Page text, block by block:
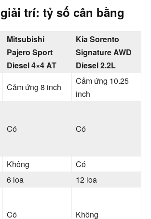
trí: tỷ số cân bằng
Mitsubishi
Pajero Sport
Diesel 4×4 AT
Kia Sorento
Signature AWD
Diesel 2.2L
Cảm ứng 8 inch
Cảm ứng 10.25
inch
Có Có
Không
Có
6 loa
12 loa
Có Không